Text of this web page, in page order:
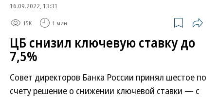
16.09.2022, 13:31
15K 1 мин.
ЦБ снизил ключевую ставку до
7,5%
Совет директоров Банка России принял шестое по
счету решение о снижении ключевой ставки — с